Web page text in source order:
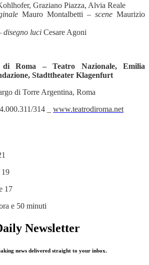
Graziano Piazza, Alvia Reale
Mauro Montalbetti – scene Maurizio
disegno luci Cesare Agoni
di Roma – Teatro Nazionale, Emilia
Stadttheater Klagenfurt
di Torre Argentina, Roma
314 _ www.teatrodiroma.net
19
17
e 50 minuti
Newsletter
news delivered straight to your inbox.